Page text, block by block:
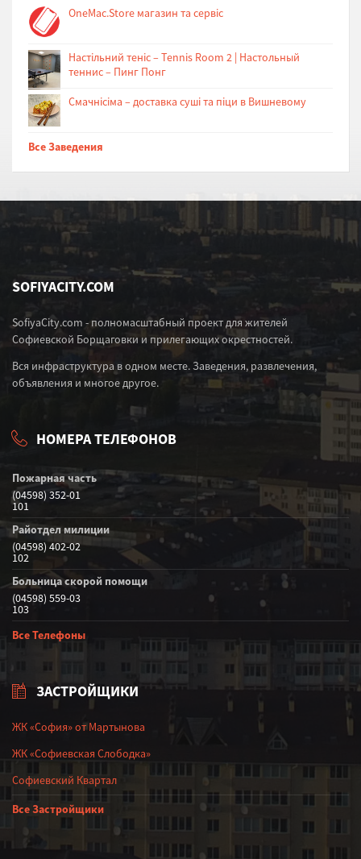
OneMac.Store магазин та сервіс
Настільний теніс – Tennis Room 2 | Настольный
теннис – Пинг Понг
Cмачнісіма – доставка суші та піци в Вишневому
Все Заведения
SOFIYACITY.COM
SofiyaCity.com - полномасштабный проект для жителей
Софиевской Борщаговки и прилегающих окрестностей.
Вся инфраструктура в одном месте. Заведения, развлечения,
объявления и многое другое.
НОМЕРА ТЕЛЕФОНОВ
Пожарная часть
(04598) 352-01
101
Райотдел милиции
(04598) 402-02
102
Больница скорой помощи
(04598) 559-03
103
Все Телефоны
ЗАСТРОЙЩИКИ
ЖК «София» от Мартынова
ЖК «Софиевская Слободка»
Софиевский Квартал
Все Застройщики